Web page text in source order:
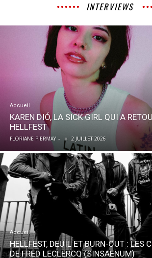
INTERVIEWS
Accueil
KAREN DIÓ, LA SICK GIRL QUI A
HELLFEST
FLORIANE PIERMAY - 2 JUILLET 2026
Accueil
HELLFEST, DEUIL ET BURN-OUT : LES
DE FRED LECLERCQ (SINSAENUM)